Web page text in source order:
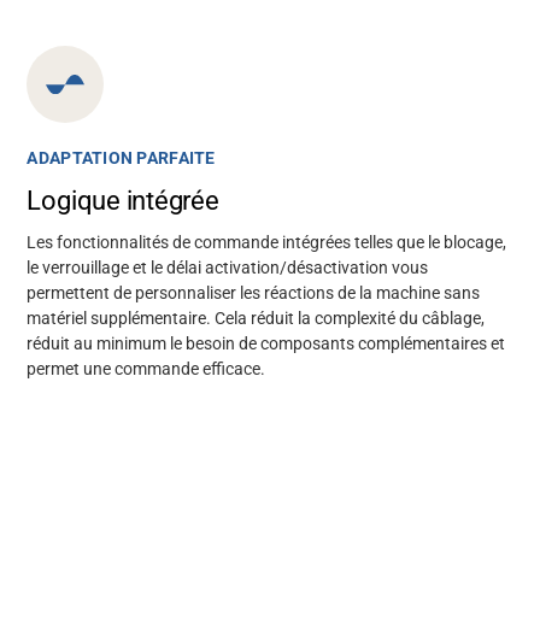
ADAPTATION PARFAITE
Logique intégrée
Les fonctionnalités de commande intégrées telles que le blocage,
le verrouillage et le délai activation/désactivation vous
permettent de personnaliser les réactions de la machine sans
matériel supplémentaire. Cela réduit la complexité du câblage,
réduit au minimum le besoin de composants complémentaires et
permet une commande efficace.